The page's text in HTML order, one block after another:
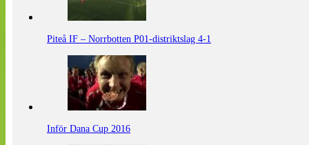
Piteå IF – Norrbotten P01-distriktslag 4-1
Inför Dana Cup 2016